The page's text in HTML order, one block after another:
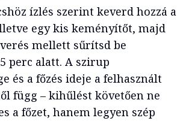
ízlés szerint keverd hozzá a
egy kis keményítőt, majd
mellett sűrítsd be
perc alatt. A szirup
és a főzés ideje a felhasznált
függ – kihűlést követően ne
a főzet, hanem legyen szép